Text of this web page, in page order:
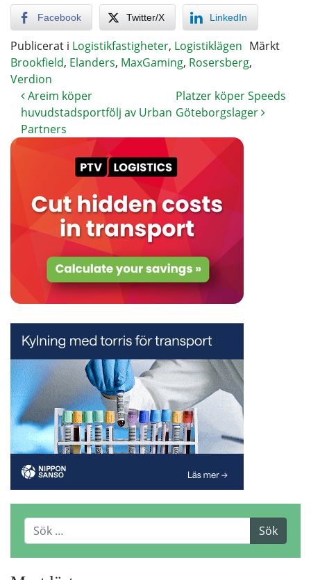
Facebook Twitter/X LinkedIn
Publicerat i Logistikfastigheter, Logistiklägen Märkt
Brookfield, Elanders, MaxGaming, Rosersberg,
Verdion
Areim köper
huvudstadsportfölj av Urban
Partners
Platzer köper Speeds
Göteborgslager